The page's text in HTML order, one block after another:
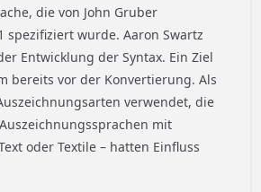
die von John Gruber
spezifiziert wurde. Aaron Swartz
Entwicklung der Syntax. Ein Ziel
bereits vor der Konvertierung. Als
verwendet, die
mit
oder Textile – hatten Einfluss